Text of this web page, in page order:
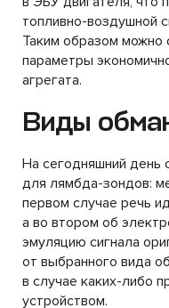
топливно-воздушной
Таким образом можно
параметры
агрегата.
Виды
На сегодняшний день
для лямбда-зондов:
первом случае речь
а во втором об
эмуляцию сигнала
от выбранного вида
в случае каких-либо
устройством.